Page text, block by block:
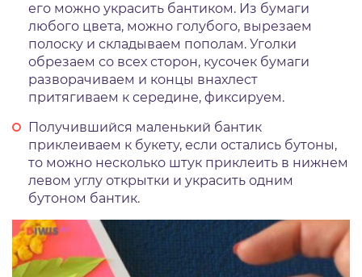
его можно украсить бантиком. Из бумаги
любого цвета, можно голубого, вырезаем
полоску и складываем пополам. Уголки
обрезаем со всех сторон, кусочек бумаги
разворачиваем и концы внахлест
притягиваем к середине, фиксируем.
Получившийся маленький бантик
приклеиваем к букету, если остались бутоны,
то можно несколько штук приклеить в нижнем
левом углу открытки и украсить одним
бутоном бантик.